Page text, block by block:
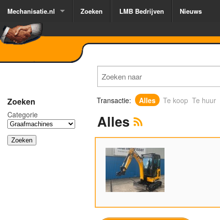
Mechanisatie.nl Zoeken LMB Bedrijven Nieuws
Zoeken
Categorie
Transactie: Alles Te koop Te huur
Alles